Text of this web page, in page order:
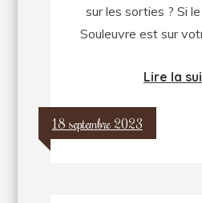
sur les sorties ? Si
Souleuvre est sur
Lire la
18 septembre 2023